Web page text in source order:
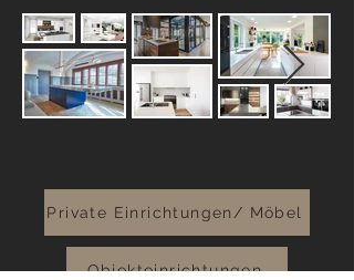
Private Einrichtungen/ Möbel
Objekteinrichtungen